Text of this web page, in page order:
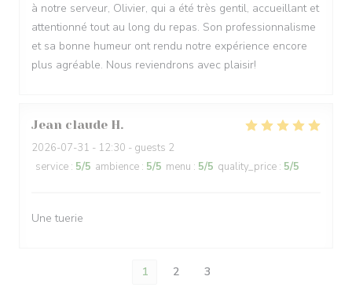
à notre serveur, Olivier, qui a été très gentil, accueillant et
attentionné tout au long du repas. Son professionnalisme
et sa bonne humeur ont rendu notre expérience encore
plus agréable. Nous reviendrons avec plaisir!
Jean claude H
2026-07-31 - 12:30 - guests 2
service : 5/5 ambience : 5/5 menu : 5/5 quality_price : 5/5
Une tuerie
1 2 3